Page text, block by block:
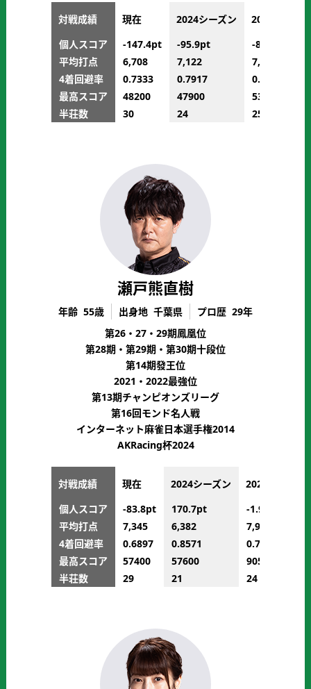
対戦成績
個人スコア
平均打点
4着回避率
最高スコア
半荘数
現在
-147.4pt
6,708
0.7333
48200
30
2024シーズン
-95.9pt
7,122
0.7917
47900
24
2023シーズン
-84.1pt
7,051
0.8000
53300
25
瀬戸熊直樹
年齢 55歳 出身地 千葉県 プロ歴 29年
第26・27・29期鳳凰位
第28期・第29期・第30期十段位
第14期發王位
2021・2022最強位
第13期チャンピオンズリーグ
第16回モンド名人戦
インターネット麻雀日本選手権2014
AKRacing杯2024
対戦成績
個人スコア
平均打点
4着回避率
最高スコア
半荘数
現在
-83.8pt
7,345
0.6897
57400
29
2024シーズン
170.7pt
6,382
0.8571
57600
21
2023シーズン
-1.9pt
7,968
0.7083
90500
24